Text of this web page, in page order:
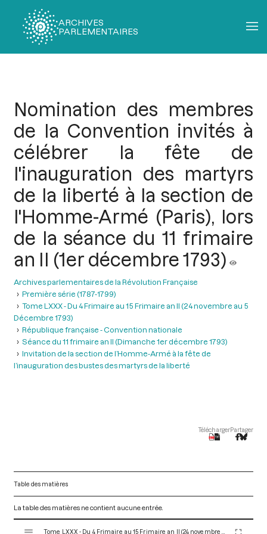
ARCHIVES
PARLEMENTAIRES
Nomination des membres
de la Convention invités à
célébrer la fête de
l'inauguration des martyrs
de la liberté à la section de
l'Homme-Armé (Paris), lors
de la séance du 11 frimaire
an II (1er décembre 1793)
Archives parlementaires de la Révolution Française
Première série (1787-1799)
Tome LXXX - Du 4 Frimaire au 15 Frimaire an II (24 novembre au 5
Décembre 1793)
République française - Convention nationale
Séance du 11 frimaire an II (Dimanche 1er décembre 1793)
Invitation de la section de l’Homme-Armé à la fête de
l’inauguration des bustes des martyrs de la liberté
TéléchargerPartager
Table des matières
La table des matières ne contient aucune entrée.